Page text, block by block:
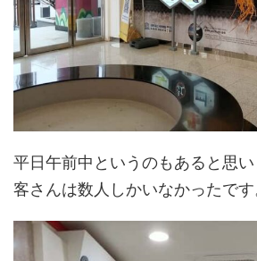
平日午前中というのもあると思
客さんは数人しかいなかったです